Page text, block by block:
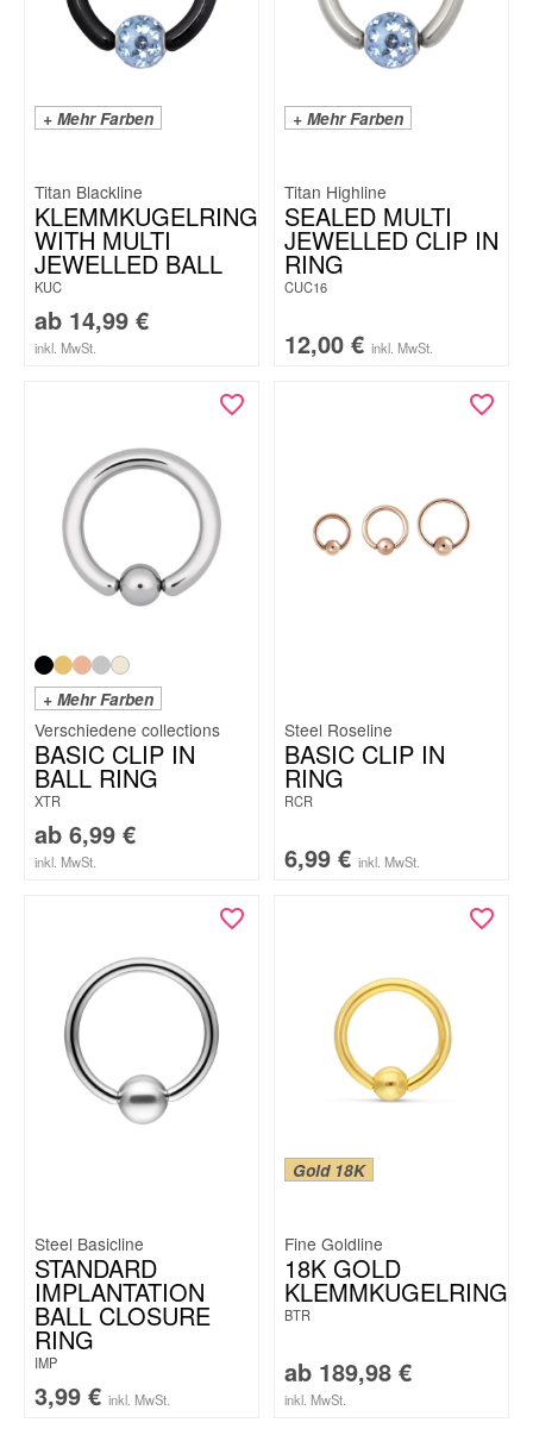
+ Mehr Farben
Titan Blackline
KLEMMKUGELRING
WITH MULTI
JEWELLED BALL
KUC
ab 14,99 €
inkl. MwSt.
+ Mehr Farben
Titan Highline
SEALED MULTI
JEWELLED CLIP IN
RING
CUC16
12,00 € inkl. MwSt.
+ Mehr Farben
BASIC CLIP IN
BALL RING
XTR
ab 6,99 €
inkl. MwSt.
Steel Roseline
BASIC CLIP IN
RING
RCR
6,99 € inkl. MwSt.
Steel Basicline
STANDARD
IMPLANTATION
BALL CLOSURE
RING
IMP
3,99 € inkl. MwSt.
Gold 18K
Fine Goldline
18K GOLD
KLEMMKUGELRING
BTR
ab 189,98 €
inkl. MwSt.